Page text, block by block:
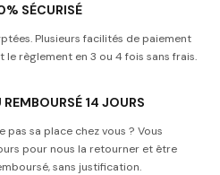
SÉCURISÉ
Plusieurs facilités de paiement
le règlement en 3 ou 4 fois sans frais.
14 JOURS
pas sa place chez vous ? Vous
pour nous la retourner et être
sans justification.